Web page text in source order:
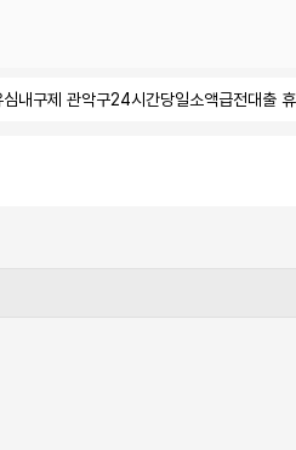
내구제 관악구24시간당일소액급전대출